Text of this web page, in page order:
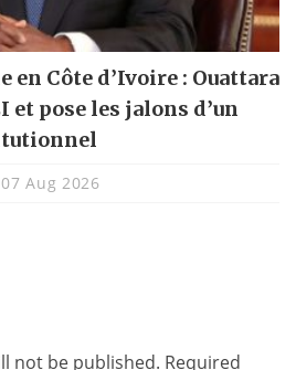
en Côte d’Ivoire : Ouattara
et pose les jalons d’un
07 Aug 2026
not be published. Required